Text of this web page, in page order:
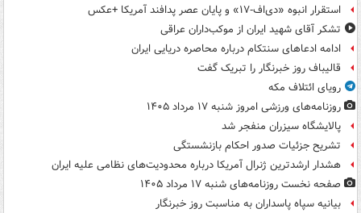
استقرار انبوه «دی‌اف‑۱۷» و پایان عصر پدافند آمریکا +عکس
تشکر آقای شهید ایران از موکب‌داران عراقی
ادامه ادعاهای سنتکام درباره محاصره دریایی ایران
قالیباف روز خبرنگار را تبریک گفت
رویای ائتلاف مکه
روزنامه‌های ورزشی امروز ‌شنبه ۱۷ مرداد ۱۴۰۵
پالایشگاه سیزران منفجر شد
تشریح جزئیات صدور احکام بازنشستگی
هشدار ارشدترین ژنرال آمریکا درباره محدودیت‌های نظامی علیه ایران
صفحه نخست روزنامه‌های شنبه ۱۷ مرداد ۱۴۰۵
بیانیه سپاه پاسداران به مناسبت روز خبرنگار